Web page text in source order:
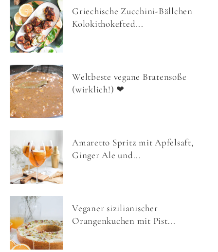
Griechische Zucchini-Bällchen
Kolokithokefted...
Weltbeste vegane Bratensoße
(wirklich!) ❤
Amaretto Spritz mit Apfelsaft,
Ginger Ale und...
Veganer sizilianischer
Orangenkuchen mit Pist...